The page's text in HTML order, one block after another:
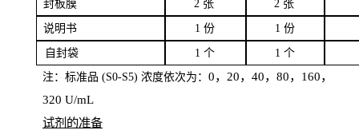
封板膜 2 张 2 张
说明书 1 份 1 份
自封袋 1 个 1 个
注：标准品 (S0-S5) 浓度依次为： 0，20，40，80，160，
320 U/mL
试剂的准备